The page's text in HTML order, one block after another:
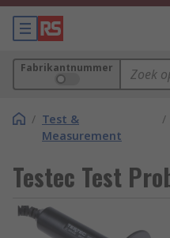
Fabrikantnummer
/ Test &
Measurement
/
Testec Test